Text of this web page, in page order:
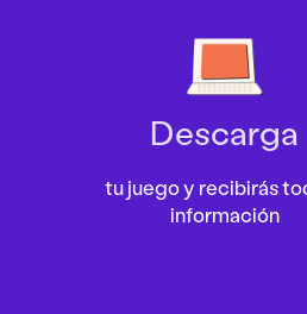
Descarga
tu juego y recibirás
información